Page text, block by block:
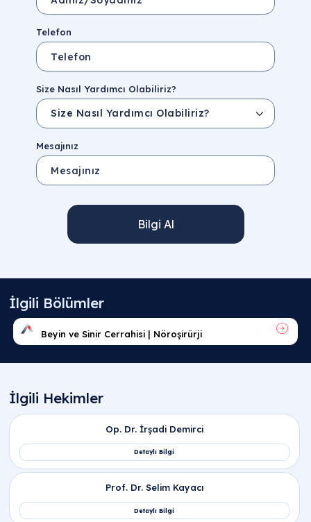
Telefon
Size Nasıl Yardımcı Olabiliriz?
Mesajınız
Bilgi Al